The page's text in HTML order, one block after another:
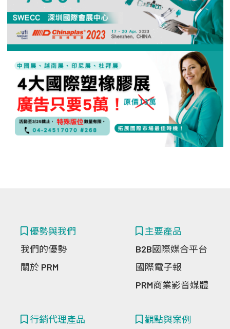
優勢與我們
我們的優勢
關於 PRM
主要產品
B2B國際媒合平台
國際電子報
PRM商業影音媒體
行銷代理產品
觀點與案例